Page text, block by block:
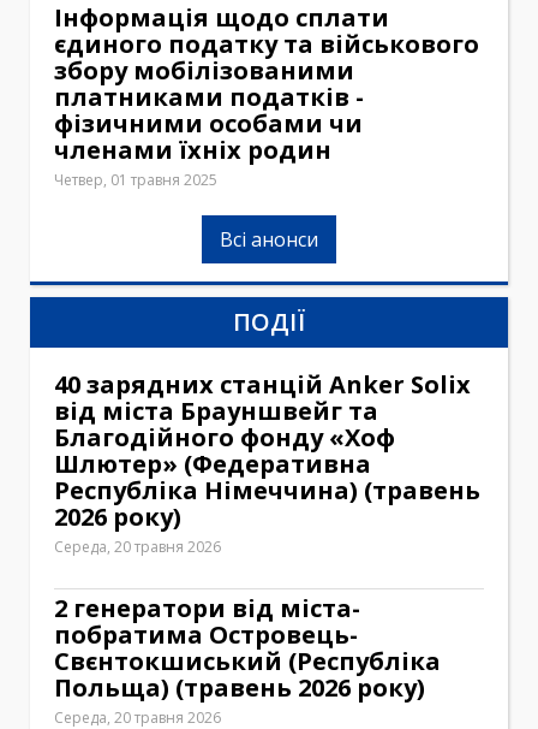
Інформація щодо сплати
єдиного податку та військового
збору мобілізованими
платниками податків -
фізичними особами чи
членами їхніх родин
Четвер, 01 травня 2025
Всі анонси
ПОДІЇ
40 зарядних станцій Anker Solix
від міста Брауншвейг та
Благодійного фонду «Хоф
Шлютер» (Федеративна
Республіка Німеччина) (травень
2026 року)
Середа, 20 травня 2026
2 генератори від міста-
побратима Островець-
Свєнтокшиський (Республіка
Польща) (травень 2026 року)
Середа, 20 травня 2026